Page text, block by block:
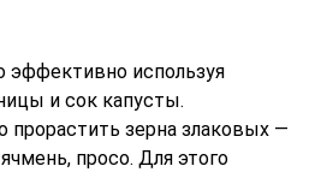
используя
и сок капусты.
прорастить зерна злаковых —
просо. Для этого